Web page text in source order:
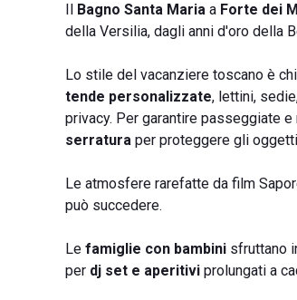
Il Bagno Santa Maria a Forte dei
della Versilia, dagli anni d'oro della
Lo stile del vacanziere toscano è
tende personalizzate, lettini,
privacy. Per garantire passeggiate
serratura per proteggere gli
Le atmosfere rarefatte da film
può succedere.
Le famiglie con bambini sfruttano
per dj set e aperitivi prolungati a